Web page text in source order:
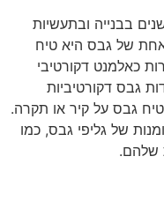
בבנייה ובתעשיות
אחת של גבס היא טיח
כאלמנט דקורטיבי
גבס דקורטיביות
טיח גבס על קיר או תקרה.
של גליפי גבס, כמו
שלהם.